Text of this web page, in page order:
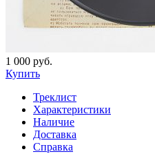
1 000 руб.
Купить
Треклист
Характеристики
Наличие
Доставка
Справка